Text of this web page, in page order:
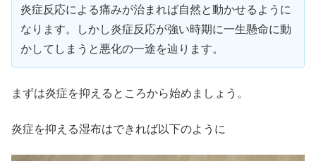
炎症反応による痛みが治まれば自然と動かせるように
なります。しかし炎症反応が強い時期に一生懸命に動
かしてしまうと悪化の一途を辿ります。
まずは炎症を抑えるところから始めましょう。
炎症を抑える湿布はできれば以下のように